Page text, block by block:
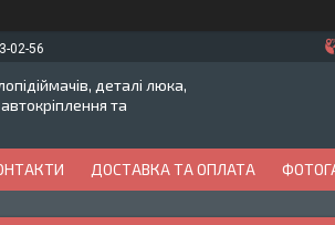
02-56
деталі люка,
та
ДОСТАВКА ТА ОПЛАТА